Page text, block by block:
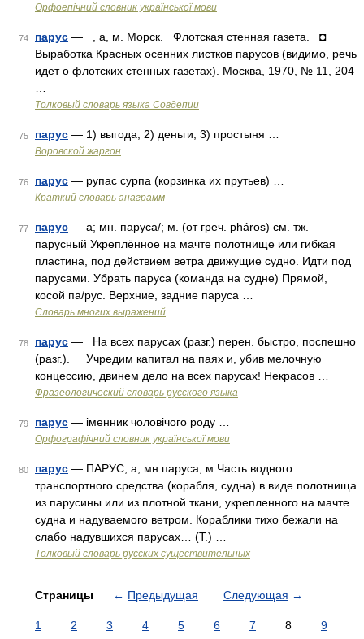
Орфоепічний словник української мови
74 парус — , а, м. Морск. Флотская стенная газета. ◘
Выработка Красных осенних листков парусов (видимо, речь
идет о флотских стенных газетах). Москва, 1970, № 11, 204
Толковый словарь языка Совдепии
75 парус — 1) выгода; 2) деньги; 3) простыня …
Воровской жаргон
76 парус — рупас сурпа (корзинка их прутьев) …
Краткий словарь анаграмм
77 парус — а; мн. паруса/; м. (от греч. pháros) см. тж.
парусный Укреплённое на мачте полотнище или гибкая
пластина, под действием ветра движущие судно. Идти под
парусами. Убрать паруса (команда на судне) Прямой,
косой па/рус. Верхние, задние паруса …
Словарь многих выражений
78 парус — На всех парусах (разг.) перен. быстро, поспешно
(разг.). Учредим капитал на паях и, убив мелочную
концессию, двинем дело на всех парусах! Некрасов …
Фразеологический словарь русского языка
79 парус — іменник чоловічого роду …
Орфографічний словник української мови
80 парус — ПАРУС, а, мн паруса, м Часть водного
транспортного средства (корабля, судна) в виде полотнища
из парусины или из плотной ткани, укрепленного на мачте
судна и надуваемого ветром. Кораблики тихо бежали на
слабо надувшихся парусах… (Т.) …
Толковый словарь русских существительных
Страницы ← Предыдущая Следующая →
1 2 3 4 5 6 7 8
9